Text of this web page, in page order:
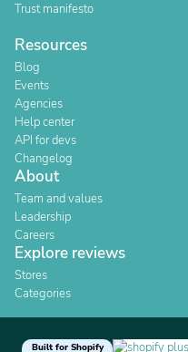
Trust manifesto
Resources
Blog
Events
Agencies
Help center
API for devs
Changelog
About
Team and values
Leadership
Careers
Explore reviews
Stores
Categories
Built for Shopify